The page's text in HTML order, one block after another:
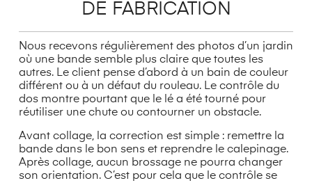
DE FABRICATION
Nous recevons régulièrement des photos d’un jardin
où une bande semble plus claire que toutes les
autres. Le client pense d’abord à un bain de couleur
différent ou à un défaut du rouleau. Le contrôle du
dos montre pourtant que le lé a été tourné pour
réutiliser une chute ou contourner un obstacle.
Avant collage, la correction est simple : remettre la
bande dans le bon sens et reprendre le calepinage.
Après collage, aucun brossage ne pourra changer
son orientation. C’est pour cela que le contrôle se